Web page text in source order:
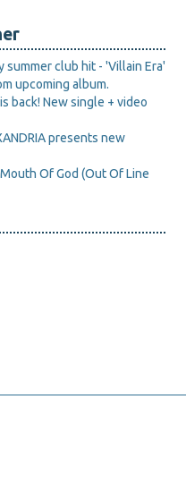
club hit - 'Villain Era'
upcoming album.
back! New single + video
presents new
Of God (Out Of Line